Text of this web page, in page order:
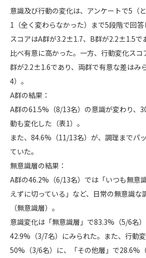
意識及び行動の変化は、アンケートで5（
1（全く変わらなかった）まで5段階で回
スコアはA群が3.2±1.7、B群が2.2±1.5で
比べ有意に高かった。一方、行動変化ス
群が2.2±1.6であり、両群で有意な差はみ
4）。
A群の結果：
A群の61.5%（8/13名）の意識が変わり、
動も変化した（表1）。
また、84.6%（11/13名）が、調理までパ
ていた。
無意識層の結果：
A群の46.2%（6/13名）では「いつも無意
えずに切っている」など、日常の無意識な
（無意識層）。
意識変化は「無意識層」で83.3%（5/6名
42.9%（3/7名）にみられた。また、行動
50%（3/6名）に、「その他層」で28.6%